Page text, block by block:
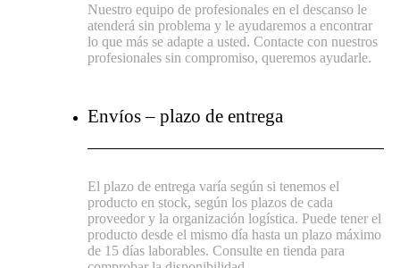
Nuestro equipo de profesionales en el descanso le
atenderá sin problema y le ayudaremos a encontrar
lo que más se adapte a usted. Contacte con nuestros
profesionales sin compromiso, queremos ayudarle.
Envíos – plazo de entrega
El plazo de entrega varía según si tenemos el
producto en stock, según los plazos de cada
proveedor y la organización logística. Puede tener el
producto desde el mismo día hasta un plazo máximo
de 15 días laborables. Consulte en tienda para